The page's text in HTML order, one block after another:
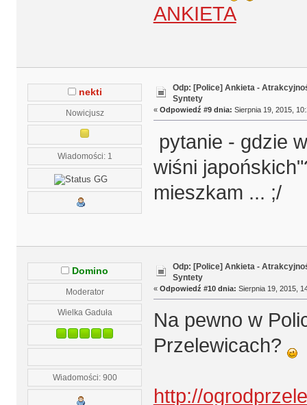
ANKIETA
nekti
Nowicjusz
Wiadomości: 1
Odp: [Police] Ankieta -
Syntety
« Odpowiedź #9 dnia: Sierpnia 19, 2015,
pytanie - gdzie
wiśni
mieszkam ... ;/
Domino
Moderator
Wielka Gaduła
Wiadomości: 900
Odp: [Police] Ankieta -
Syntety
« Odpowiedź #10 dnia: Sierpnia 19, 2015,
Na pewno w
Przelewicach?
http://